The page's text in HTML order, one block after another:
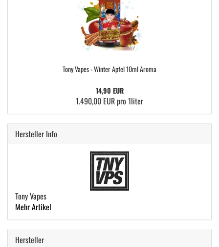
Tony Vapes - Winter Apfel 10ml Aroma
14,90 EUR
1.490,00 EUR pro 1liter
Hersteller Info
Tony Vapes
Mehr Artikel
Hersteller